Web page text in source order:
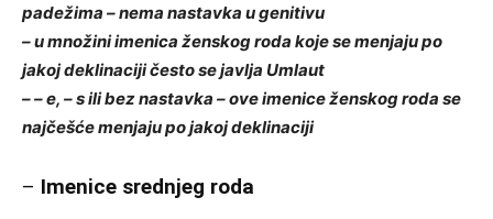
padežima – nema nastavka u genitivu
– u množini imenica ženskog roda koje se menjaju po
jakoj deklinaciji često se javlja Umlaut
– – e, – s ili bez nastavka – ove imenice ženskog roda se
najčešće menjaju po jakoj deklinaciji
– Imenice srednjeg roda